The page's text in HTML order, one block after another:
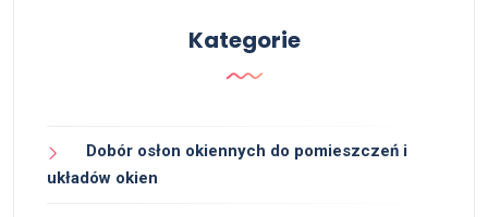
Kategorie
Dobór osłon okiennych do pomieszczeń i
układów okien